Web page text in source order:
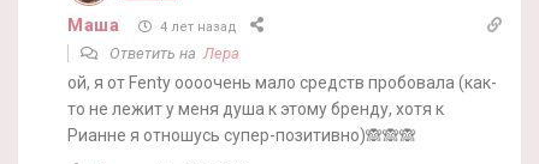
Маша 4 лет назад
Ответить наЛера
ой, я от Fenty оооочень мало средств пробовала (как-
то не лежит у меня душа к этому бренду, хотя к
Рианне я отношусь супер-позитивно)🙈🙈🙈